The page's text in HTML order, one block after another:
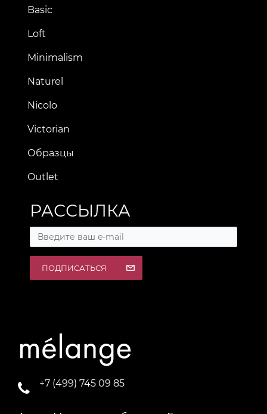
Basic
Loft
Minimalism
Naturel
Nicolo
Victorian
Образцы
Outlet
РАССЫЛКА
ПОДПИСАТЬСЯ
+7 (499) 745 09 85